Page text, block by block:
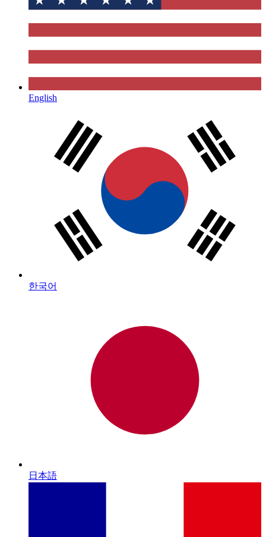
English
한국어
日本語